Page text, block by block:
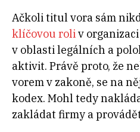
Ačkoli titul vora sám
klíčovou roliv
v oblasti legálních a
aktivit. Právě proto, že
vorem v zakoně, se na
kodex. Mohl tedy
zakládat firmy a